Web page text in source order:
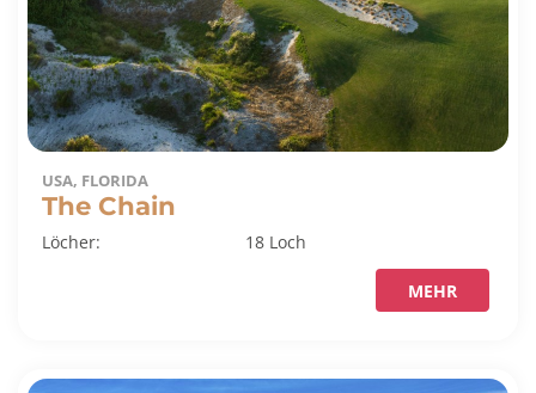
USA, FLORIDA
The Chain
Löcher: 18 Loch
MEHR